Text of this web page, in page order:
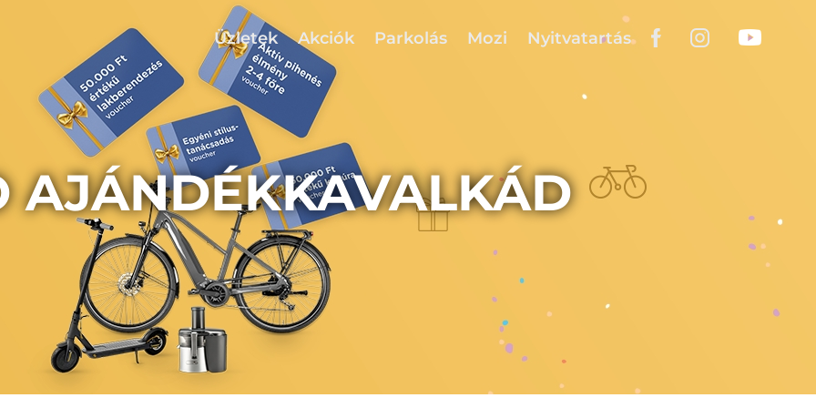
Üzletek Akciók Parkolás Mozi Nyitvatartás
AJÁNDÉKKAVALKÁD